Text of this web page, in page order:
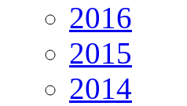
2016
2015
2014